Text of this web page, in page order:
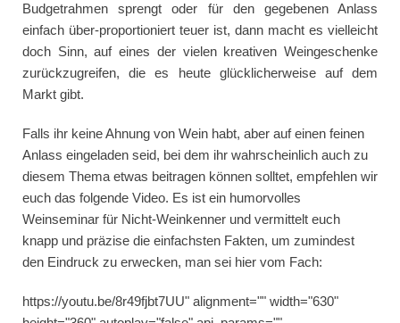
Budgetrahmen sprengt oder für den gegebenen Anlass
einfach über-proportioniert teuer ist, dann macht es vielleicht
doch Sinn, auf eines der vielen kreativen Weingeschenke
zurückzugreifen, die es heute glücklicherweise auf dem
Markt gibt.
Falls ihr keine Ahnung von Wein habt, aber auf einen feinen
Anlass eingeladen seid, bei dem ihr wahrscheinlich auch zu
diesem Thema etwas beitragen können solltet, empfehlen wir
euch das folgende Video. Es ist ein humorvolles
Weinseminar für Nicht-Weinkenner und vermittelt euch
knapp und präzise die einfachsten Fakten, um zumindest
den Eindruck zu erwecken, man sei hier vom Fach:
https://youtu.be/8r49fjbt7UU" alignment="" width="630"